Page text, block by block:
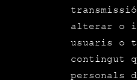
alterar o
usuaris o
contingut
personals